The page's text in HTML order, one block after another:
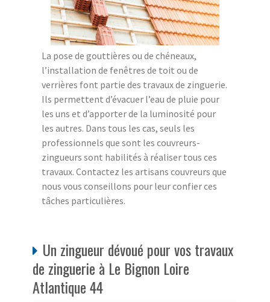
La pose de gouttières ou de chéneaux,
l’installation de fenêtres de toit ou de
verrières font partie des travaux de zinguerie.
Ils permettent d’évacuer l’eau de pluie pour
les uns et d’apporter de la luminosité pour
les autres. Dans tous les cas, seuls les
professionnels que sont les couvreurs-
zingueurs sont habilités à réaliser tous ces
travaux. Contactez les artisans couvreurs que
nous vous conseillons pour leur confier ces
tâches particulières.
Un zingueur dévoué pour vos travaux
de zinguerie à Le Bignon Loire
Atlantique 44